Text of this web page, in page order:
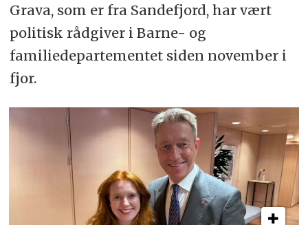
Grava, som er fra Sandefjord, har vært
politisk rådgiver i Barne- og
familiedepartementet siden november i
fjor.